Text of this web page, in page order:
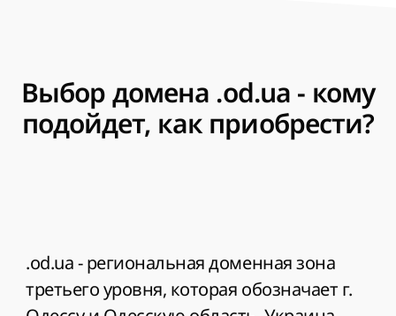
Выбор домена .od.ua - кому
подойдет, как приобрести?
.od.ua - региональная доменная зона
третьего уровня, которая обозначает г.